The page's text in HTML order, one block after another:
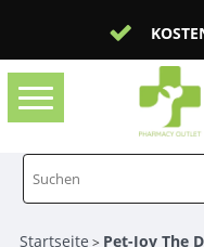
Toggle
navigation
Startseite > Pet-Joy The